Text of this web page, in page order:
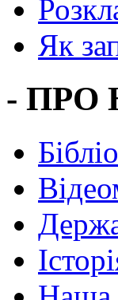
Як
- ПРО